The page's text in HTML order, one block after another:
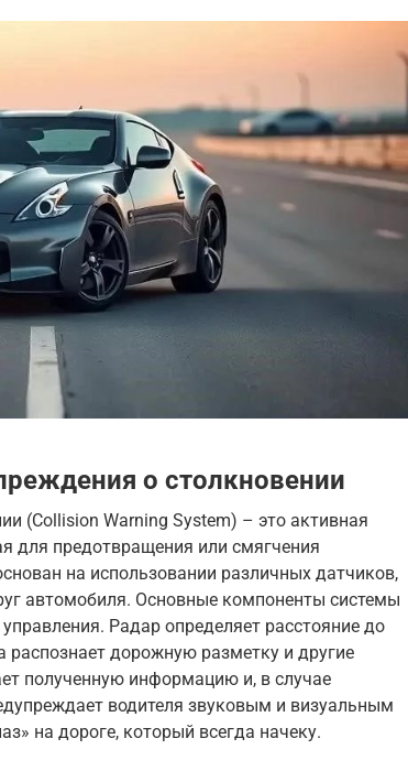
о столкновении
(Collision Warning System) – это активная
для предотвращения или смягчения
на использовании различных датчиков,
автомобиля. Основные компоненты системы
Радар определяет расстояние до
дорожную разметку и другие
полученную информацию и, в случае
водителя звуковым и визуальным
на дороге, который всегда начеку.